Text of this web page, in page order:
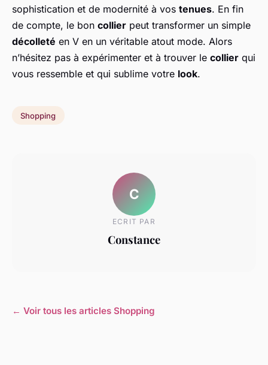
sophistication et de modernité à vos tenues. En fin
de compte, le bon collier peut transformer un simple
décolleté en V en un véritable atout mode. Alors
n’hésitez pas à expérimenter et à trouver le collier qui
vous ressemble et qui sublime votre look.
Shopping
C
ECRIT PAR
Constance
← Voir tous les articles Shopping